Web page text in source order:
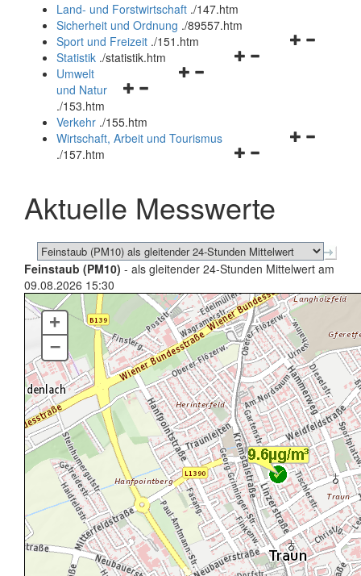
und
schließen
Land- und Forstwirtschaft ./147.htm
Sicherheit und Ordnung ./89557.htm
Navigationsmenü
Sport und Freizeit ./151.htm
Navigationsmenü
Statistik ./statistik.htm
Navigationsmenü
und
schließen
Umwelt
und Natur
./153.htm
Verkehr ./155.htm
Navigationsmenü
schließen
Wirtschaft, Arbeit und Tourismus
./157.htm
Aktuelle Messwerte
Feinstaub (PM10) - als gleitender 24-Stunden Mittelwert am
09.08.2026 15:30
+
–